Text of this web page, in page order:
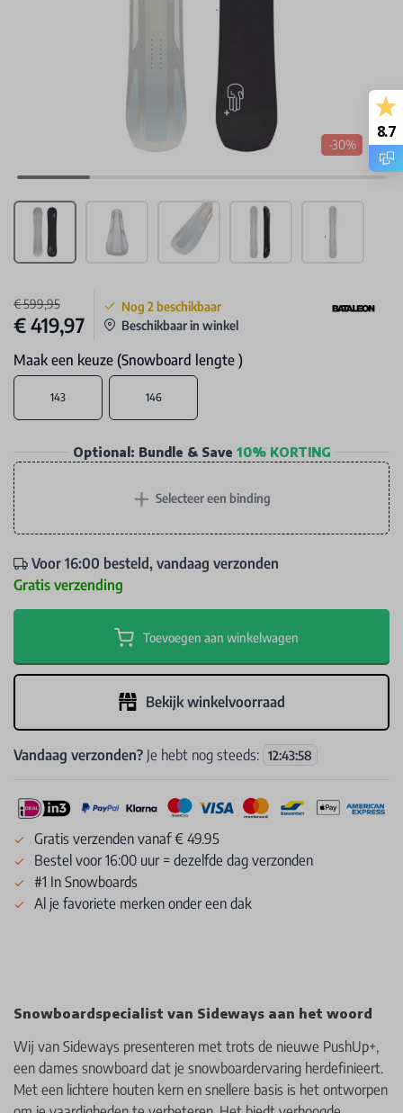
-30%
€ 599,95
€ 419,97
Nog 2 beschikbaar
Beschikbaar in winkel
Maak een keuze (Snowboard lengte )
143 146
Optional: Bundle & Save 10% KORTING
+ Selecteer een binding
Voor 16:00 besteld, vandaag verzonden
Gratis verzending
Toevoegen aan winkelwagen
Bekijk winkelvoorraad
Vandaag verzonden? Je hebt nog steeds: 12:43:57
Gratis verzenden vanaf € 49.95
Bestel voor 16:00 uur = dezelfde dag verzonden
#1 In Snowboards
Al je favoriete merken onder een dak
Snowboardspecialist van Sideways aan het woord
Wij van Sideways presenteren met trots de nieuwe PushUp+,
een dames snowboard dat je snowboardervaring herdefinieert.
Met een lichtere houten kern en snellere basis is het ontworpen
8.7